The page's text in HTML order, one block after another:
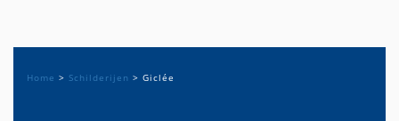
Home > Schilderijen > Giclée